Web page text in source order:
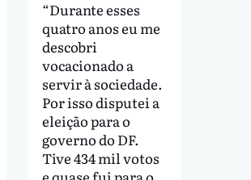
“Durante esses
quatro anos eu me
descobri
vocacionado a
servir à sociedade.
Por isso disputei a
eleição para o
governo do DF.
Tive 434 mil votos